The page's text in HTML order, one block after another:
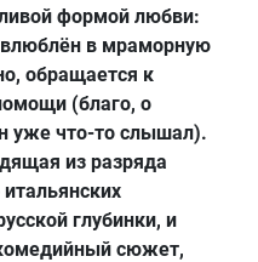
формой любви:
в мраморную
обращается к
(благо, о
уже что-то слышал).
из разряда
глубинки, и
сюжет,